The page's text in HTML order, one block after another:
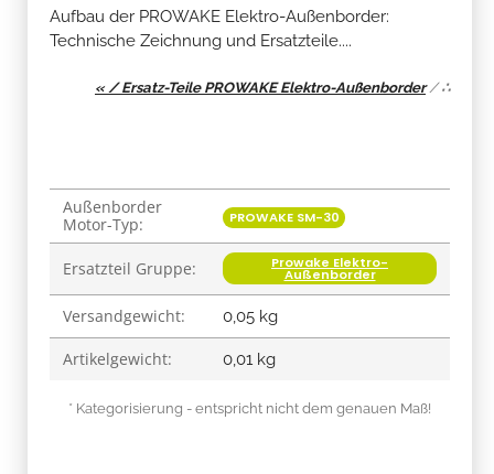
Aufbau der PROWAKE Elektro-Außenborder:
Technische Zeichnung und Ersatzteile....
« / Ersatz-Teile PROWAKE Elektro-Außenborder/∴
Produkteigenschaft
Wert
Außenborder
Motor-Typ:
PROWAKE SM-30
Ersatzteil Gruppe: Prowake Elektro-
Außenborder
Versandgewicht: 0,05 kg
Artikelgewicht: 0,01 kg
* Kategorisierung - entspricht nicht dem genauen Maß!